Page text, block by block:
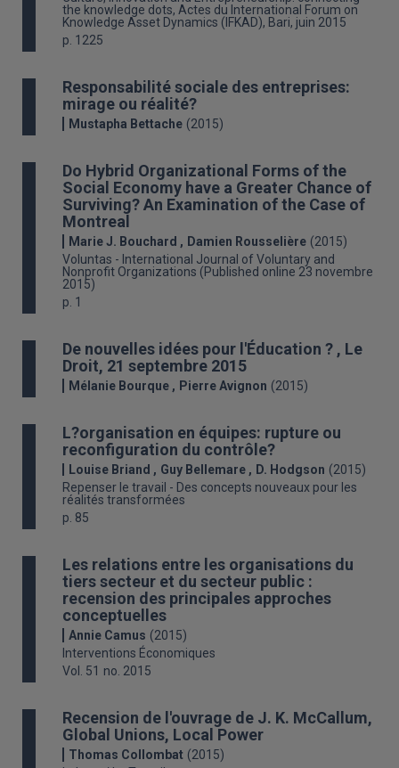
the knowledge dots, Actes du International Forum on
Knowledge Asset Dynamics (IFKAD), Bari, juin 2015
p. 1225
Responsabilité sociale des entreprises:
mirage ou réalité?
Mustapha Bettache (2015)
Do Hybrid Organizational Forms of the
Social Economy have a Greater Chance of
Surviving? An Examination of the Case of
Montreal
Marie J. Bouchard Damien Rousselière (2015)
Voluntas - International Journal of Voluntary and
Nonprofit Organizations (Published online 23 novembre
2015)
p. 1
De nouvelles idées pour l'Éducation ? , Le
Droit, 21 septembre 2015
Mélanie Bourque Pierre Avignon (2015)
L?organisation en équipes: rupture ou
reconfiguration du contrôle?
Louise Briand Guy Bellemare D. Hodgson (2015)
Repenser le travail - Des concepts nouveaux pour les
réalités transformées
p. 85
Les relations entre les organisations du
tiers secteur et du secteur public :
recension des principales approches
conceptuelles
Annie Camus (2015)
Interventions Économiques
Vol. 51 no. 2015
Recension de l'ouvrage de J. K. McCallum,
Global Unions, Local Power
Thomas Collombat (2015)